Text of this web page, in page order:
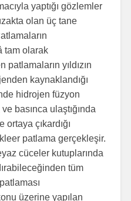
yaptığı gözlemler
olan üç tane
tam olarak
patlamaların yıldızın
kaynaklandığı
hidrojen füzyon
basınca ulaştığında
çıkardığı
patlama gerçekleşir.
cüceler kutuplarında
tüm
üzerine yapılan